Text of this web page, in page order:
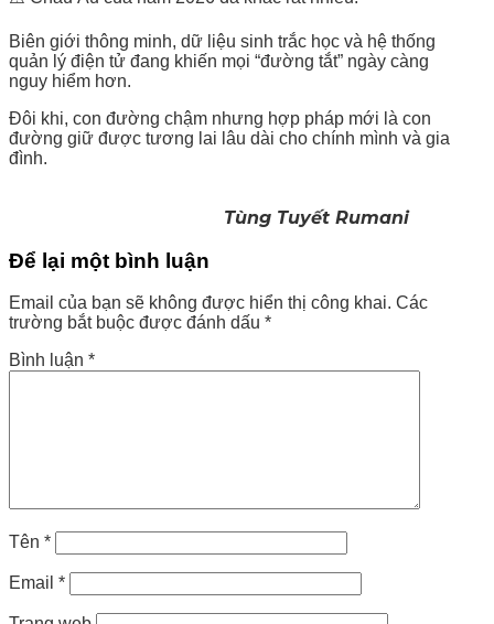
Biên giới thông minh, dữ liệu sinh trắc học và hệ thống
quản lý điện tử đang khiến mọi “đường tắt” ngày càng
nguy hiểm hơn.
Đôi khi, con đường chậm nhưng hợp pháp mới là con
đường giữ được tương lai lâu dài cho chính mình và gia
đình.
Tùng Tuyết Rumani
Để lại một bình luận
Email của bạn sẽ không được hiển thị công khai. Các
trường bắt buộc được đánh dấu *
Bình luận *
Tên *
Email *